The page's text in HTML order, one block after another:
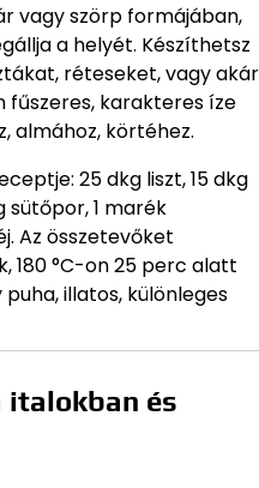
vagy szörp formájában,
a helyét. Készíthetsz
réteseket, vagy akár
fűszeres, karakteres íze
almához, körtéhez.
25 dkg liszt, 15 dkg
sütőpor, 1 marék
Az összetevőket
180 °C-on 25 perc alatt
illatos, különleges
italokban és